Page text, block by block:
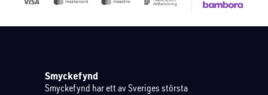
Smyckefynd
Smyckefynd har ett av Sveriges största